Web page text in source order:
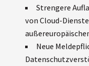
Strengere
von Cloud-
Neue